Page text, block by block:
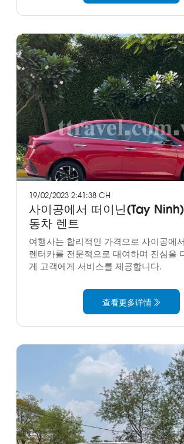
19/02/2023 2:41:38 CH
사이공에서 떠이닌(Tay
동차 렌트
여행사는 합리적인 가격으로 사이공에
렌터카를 전문적으로 대여하며 진심을
게 고객에게 서비스를 제공합니다.
查看更多详情